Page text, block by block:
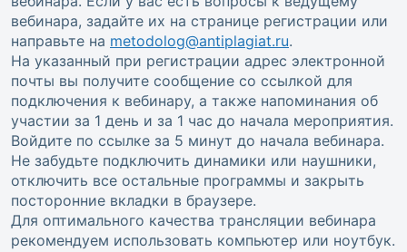
вебинара, задайте их на странице регистрации или
направьте на metodolog@antiplagiat.ru.
На указанный при регистрации адрес электронной
почты вы получите сообщение со ссылкой для
подключения к вебинару, а также напоминания об
участии за 1 день и за 1 час до начала мероприятия.
Войдите по ссылке за 5 минут до начала вебинара.
Не забудьте подключить динамики или наушники,
отключить все остальные программы и закрыть
посторонние вкладки в браузере.
Для оптимального качества трансляции вебинара
рекомендуем использовать компьютер или ноутбук.